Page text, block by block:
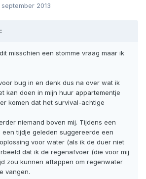
september 2013
misschien een stomme vraag maar ik
bug in en denk dus na over wat ik
kan doen in mijn huur appartementje
komen dat het survival-achtige
niemand boven mij. Tijdens een
een tijdje geleden suggereerde een
voor water (als ik de duer niet
dat ik de regenafvoer (die voor mij
zou kunnen aftappen om regenwater
vangen.